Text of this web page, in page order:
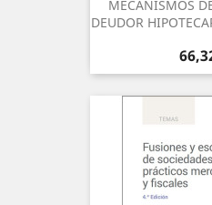
MECANISMOS
DEUDOR